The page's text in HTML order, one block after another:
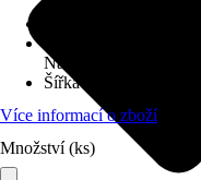
Pohybové
Nárazové čidlo
Šířka střihu
Více informací o zboží
Množství (ks)